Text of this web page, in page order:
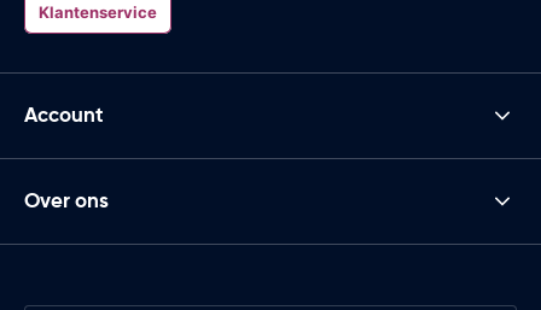
Klantenservice
Account
Over ons